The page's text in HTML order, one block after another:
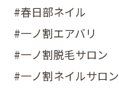
#春日部ネイル
#一ノ割エアバリ
#一ノ割脱毛サロン
#一ノ割ネイルサロン